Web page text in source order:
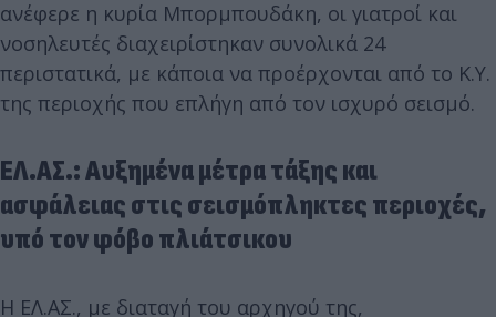
ανέφερε η κυρία Μπορμπουδάκη, οι γιατροί και
νοσηλευτές διαχειρίστηκαν συνολικά 24
περιστατικά, με κάποια να προέρχονται από το Κ.Υ.
της περιοχής που επλήγη από τον ισχυρό σεισμό.
ΕΛ.ΑΣ.: Αυξημένα μέτρα τάξης και
ασφάλειας στις σεισμόπληκτες περιοχές,
υπό τον φόβο πλιάτσικου
Η ΕΛ.ΑΣ., με διαταγή του αρχηγού της,